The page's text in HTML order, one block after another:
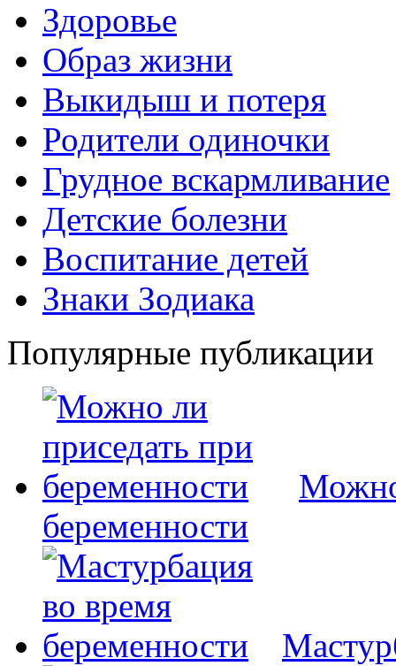
Здоровье
Образ жизни
Выкидыш и потеря
Родители одиночки
Грудное вскармливание
Детские болезни
Воспитание детей
Знаки Зодиака
Популярные публикации
беременности